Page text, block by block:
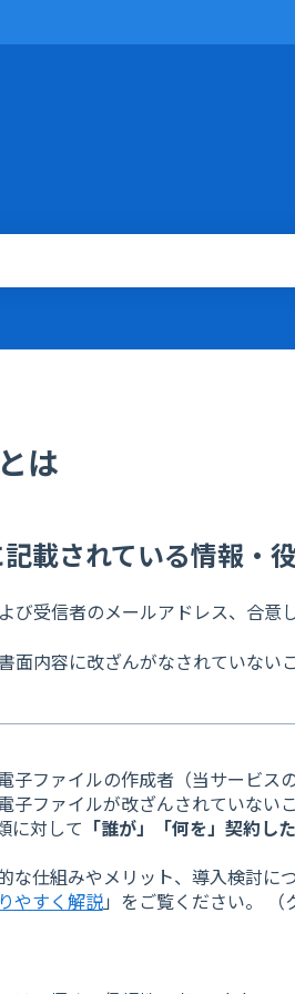
は
載されている情報・
び受信者のメールアドレス、合意
面内容に改ざんがなされていない
子ファイルの作成者（当サービス
子ファイルが改ざんされていない
に対して 「誰が」「何を」契約し
な仕組みやメリット、導入検討に
やすく解説」をご覧ください。 （